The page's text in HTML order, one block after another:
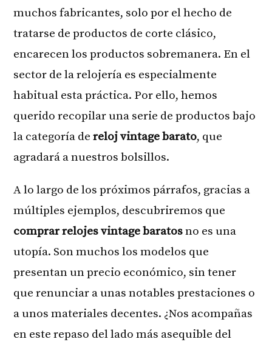
muchos fabricantes, solo por el hecho de
tratarse de productos de corte clásico,
encarecen los productos sobremanera. En el
sector de la relojería es especialmente
habitual esta práctica. Por ello, hemos
querido recopilar una serie de productos bajo
la categoría dereloj vintage barato, que
agradará a nuestros bolsillos.
A lo largo de los próximos párrafos, gracias a
múltiples ejemplos, descubriremos que
comprar relojes vintage baratosno es una
utopía. Son muchos los modelos que
presentan un precio económico, sin tener
que renunciar a unas notables prestaciones o
a unos materiales decentes. ¿Nos acompañas
en este repaso del lado más asequible del